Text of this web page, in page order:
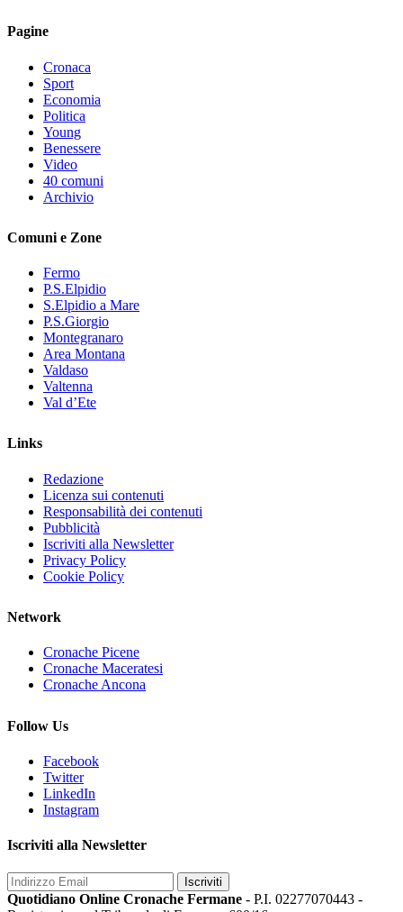
Pagine
Cronaca
Sport
Economia
Politica
Young
Benessere
Video
40 comuni
Archivio
Comuni e Zone
Fermo
P.S.Elpidio
S.Elpidio a Mare
P.S.Giorgio
Montegranaro
Area Montana
Valdaso
Valtenna
Val d’Ete
Links
Redazione
Licenza sui contenuti
Responsabilità dei contenuti
Pubblicità
Iscriviti alla Newsletter
Privacy Policy
Cookie Policy
Network
Cronache Picene
Cronache Maceratesi
Cronache Ancona
Follow Us
Facebook
Twitter
LinkedIn
Instagram
Iscriviti alla Newsletter
Iscriviti
Quotidiano Online Cronache Fermane - P.I. 02277070443 -